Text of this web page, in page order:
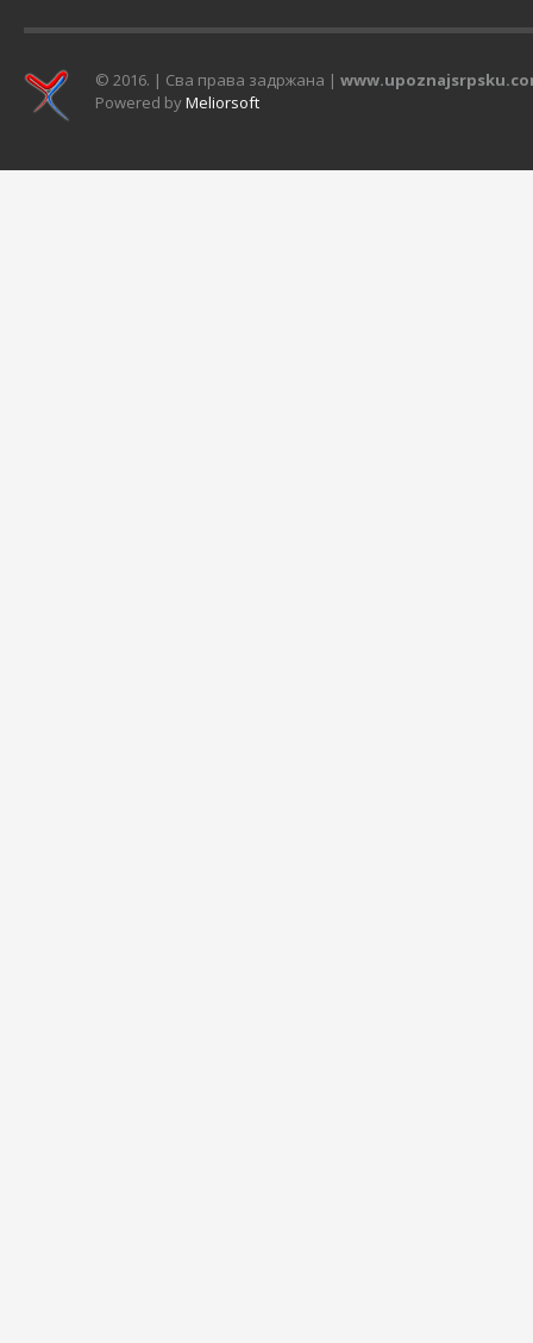
Јањ, Ваганске пећине, ту се...
© 2016. | Сва права задржана |
Powered byMeliorsoft